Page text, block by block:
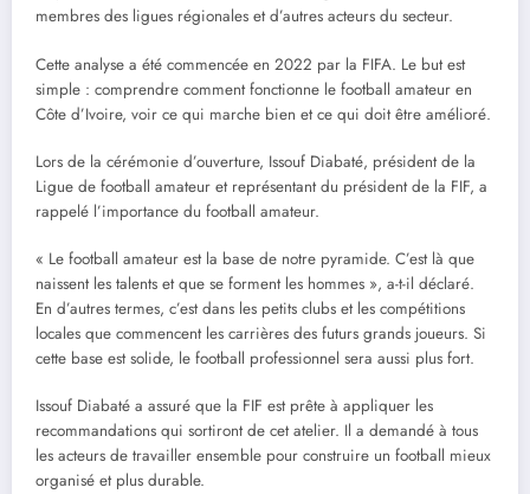
membres des ligues régionales et d’autres acteurs du secteur.
Cette analyse a été commencée en 2022 par la FIFA. Le but est
simple : comprendre comment fonctionne le football amateur en
Côte d’Ivoire, voir ce qui marche bien et ce qui doit être amélioré.
Lors de la cérémonie d’ouverture, Issouf Diabaté, président de la
Ligue de football amateur et représentant du président de la FIF, a
rappelé l’importance du football amateur.
« Le football amateur est la base de notre pyramide. C’est là que
naissent les talents et que se forment les hommes », a-t-il déclaré.
En d’autres termes, c’est dans les petits clubs et les compétitions
locales que commencent les carrières des futurs grands joueurs. Si
cette base est solide, le football professionnel sera aussi plus fort.
Issouf Diabaté a assuré que la FIF est prête à appliquer les
recommandations qui sortiront de cet atelier. Il a demandé à tous
les acteurs de travailler ensemble pour construire un football mieux
organisé et plus durable.